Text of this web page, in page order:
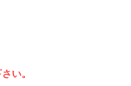
い。